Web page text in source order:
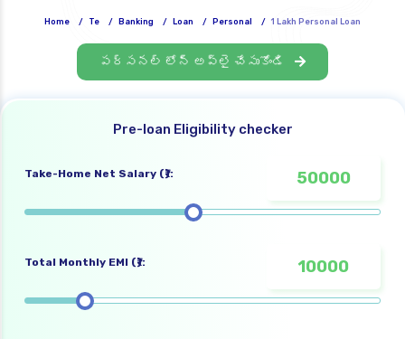
Home / Te / Banking / Loan / Personal / 1 Lakh Personal Loan
పర్సనల్ లోన్ అప్లై చేసుకోండి
Pre-loan Eligibility checker
Take-Home Net Salary (₹):
Total Monthly EMI (₹):